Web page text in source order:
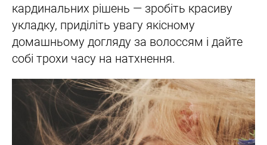
кардинальних рішень — зробіть красиву
укладку, приділіть увагу якісному
домашньому догляду за волоссям і дайте
собі трохи часу на натхнення.